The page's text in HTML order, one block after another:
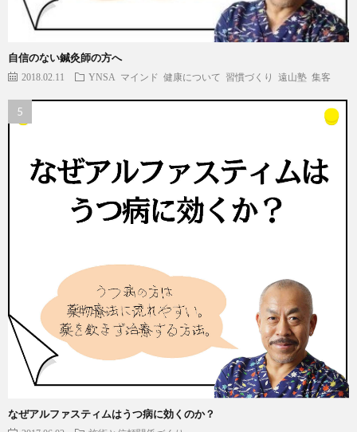
自信のない鍼灸師の方へ
2018.02.11 YNSA マインド 健康について 習慣づくり 遠山塾 集客
なぜアルファスティムはうつ病に効くのか？